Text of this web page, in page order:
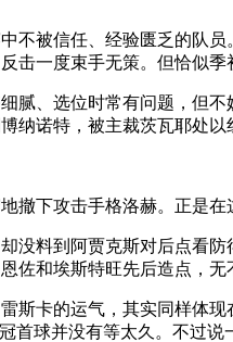
不被信任、经验匮乏的队
击一度束手无策。但恰似
、选位时常有问题，但不
纳诺特，被主裁茨瓦耶处以
撤下攻击手格洛赫。正是
没料到阿贾克斯对后点看
佐和埃斯特旺先后造点，无
斯卡的运气，其实同样体
首球并没有等太久。不过